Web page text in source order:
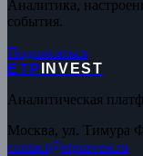
Аналитика,
события.
Подписаться
ETP
INVEST
Аналитическая
Москва, ул. Тимура
contact@etpinvest.ru